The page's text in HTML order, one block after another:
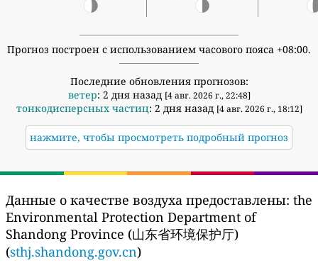
Прогноз построен с использованием часового пояса +08:00.
Последние обновления прогнозов:
ветер: 2 дня назад [4 авг. 2026 г., 22:48]
тонкодисперсных частиц: 2 дня назад [4 авг. 2026 г., 18:12]
нажмите, чтобы просмотреть подробный прогноз
Данные о качестве воздуха предоставлены: the
Environmental Protection Department of
Shandong Province (山东省环境保护厅)
(sthj.shandong.gov.cn)